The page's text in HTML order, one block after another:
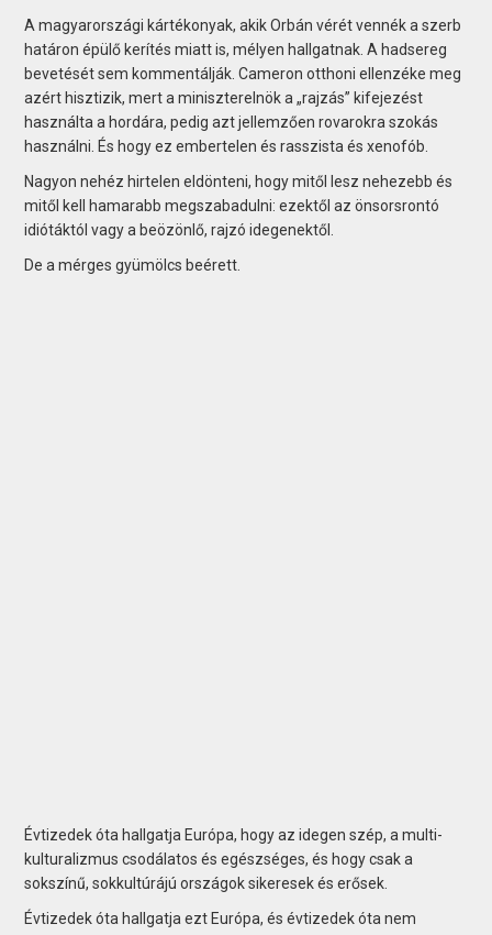
A magyarországi kártékonyak, akik Orbán vérét vennék a szerb
határon épülő kerítés miatt is, mélyen hallgatnak. A hadsereg
bevetését sem kommentálják. Cameron otthoni ellenzéke meg
azért hisztizik, mert a miniszterelnök a „rajzás” kifejezést
használta a hordára, pedig azt jellemzően rovarokra szokás
használni. És hogy ez embertelen és rasszista és xenofób.
Nagyon nehéz hirtelen eldönteni, hogy mitől lesz nehezebb és
mitől kell hamarabb megszabadulni: ezektől az önsorsrontó
idiótáktól vagy a beözönlő, rajzó idegenektől.
De a mérges gyümölcs beérett.
Évtizedek óta hallgatja Európa, hogy az idegen szép, a multi­
kulturalizmus csodálatos és egészséges, és hogy csak a
sokszínű, sokkultúrájú országok sikeresek és erősek.
Évtizedek óta hallgatja ezt Európa, és évtizedek óta nem